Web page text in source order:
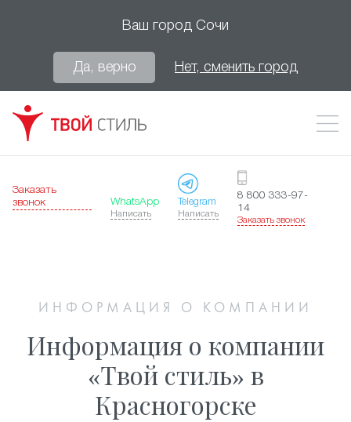
Ваш город Сочи
Да, верно Нет, сменить город
Заказать
звонок
WhatsApp
Написать
Telegram
Написать
8 800 333-97-
14
Заказать звонок
ИНФОРМАЦИЯ О КОМПАНИИ
Информация о компании
«Твой стиль» в
Красногорске